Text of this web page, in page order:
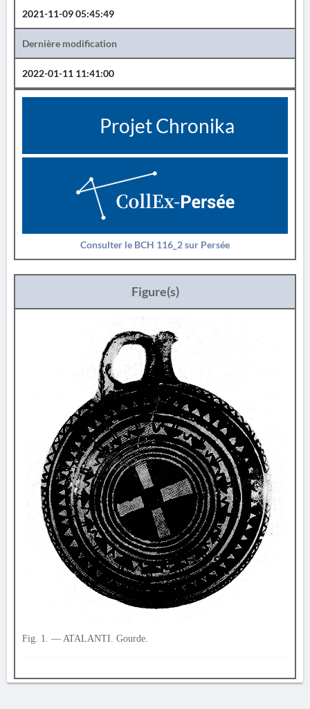
2021-11-09 05:45:49
Dernière modification
2022-01-11 11:41:00
Projet Chronika
Consulter le BCH 116_2 sur Persée
Figure(s)
Fig. 1. — ATALANTI. Gourde.